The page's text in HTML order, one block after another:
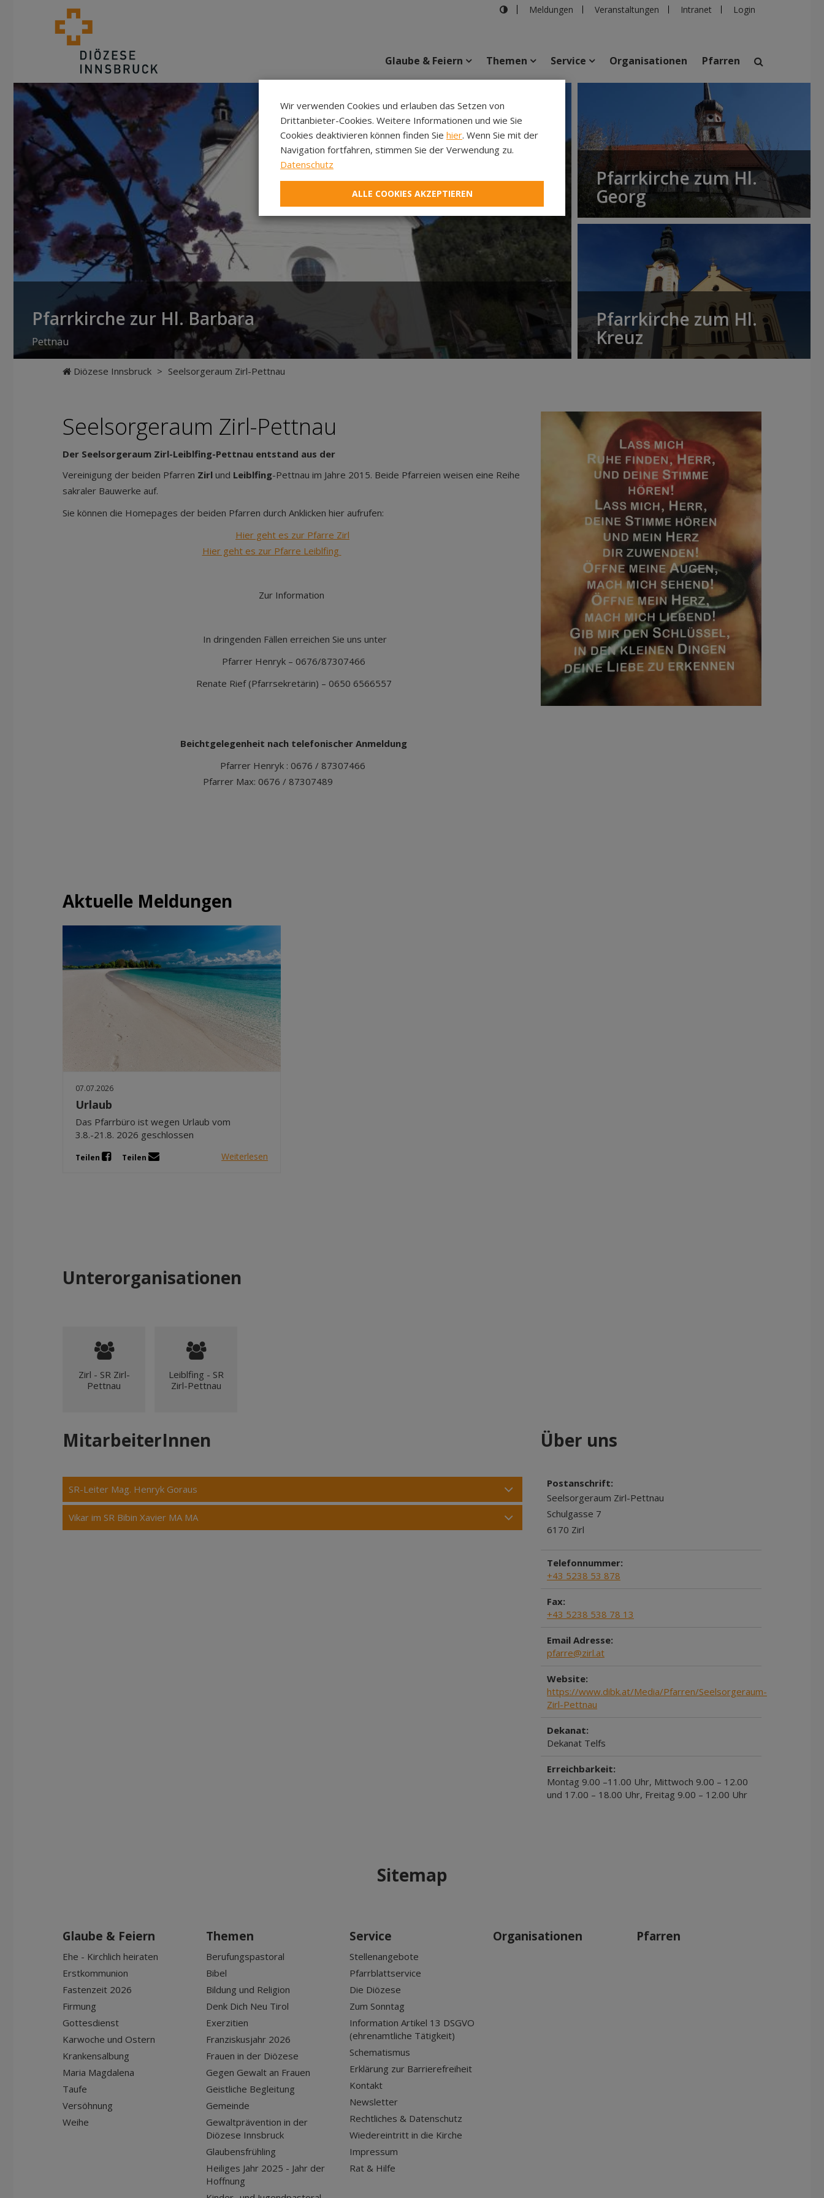
Meldungen Veranstaltungen Intranet Login
Veranstaltungen Pfarren Einrichtungen
Glaube & Feiern Themen Service Organisationen Pfarren
Pfarrkirche zur Hl. Barbara
Pettnau
Pfarrkirche zum Hl.
Georg
Pfarrkirche zum Hl.
Kreuz
Diözese Innsbruck > Seelsorgeraum Zirl-Pettnau
Seelsorgeraum Zirl-Pettnau
Der Seelsorgeraum Zirl-Leiblfing-Pettnau entstand aus der
Vereinigung der beiden Pfarren Zirl und Leiblfing-Pettnau im Jahre 2015. Beide Pfarreien weisen eine Reihe
sakraler Bauwerke auf.
Sie können die Homepages der beiden Pfarren durch Anklicken hier aufrufen:
Hier geht es zur Pfarre Zirl
Hier geht es zur Pfarre Leiblfing
Zur Information
In dringenden Fällen erreichen Sie uns unter
Pfarrer Henryk – 0676/87307466
Renate Rief (Pfarrsekretärin) – 0650 6566557
Beichtgelegenheit nach telefonischer Anmeldung
Pfarrer Henryk : 0676 / 87307466
Pfarrer Max: 0676 / 87307489
Aktuelle Meldungen
07.07.2026
Urlaub
Das Pfarrbüro ist wegen Urlaub vom
3.8.-21.8. 2026 geschlossen
Teilen Teilen Weiterlesen
Unterorganisationen
Zirl - SR Zirl-
Pettnau
Leiblfing - SR
Zirl-Pettnau
MitarbeiterInnen
SR-Leiter Mag. Henryk Goraus
Vikar im SR Bibin Xavier MA MA
Über uns
Postanschrift:
Seelsorgeraum Zirl-Pettnau
Schulgasse 7
6170 Zirl
Telefonnummer:
+43 5238 53 878
Fax:
+43 5238 538 78 13
Email Adresse:
pfarre@zirl.at
Website:
https://www.dibk.at/Media/Pfarren/Seelsorgeraum-
Zirl-Pettnau
Dekanat:
Dekanat Telfs
Erreichbarkeit:
Montag 9.00 –11.00 Uhr, Mittwoch 9.00 – 12.00
und 17.00 – 18.00 Uhr, Freitag 9.00 – 12.00 Uhr
Sitemap
Glaube & Feiern
Ehe - Kirchlich heiraten
Erstkommunion
Fastenzeit 2026
Firmung
Gottesdienst
Karwoche und Ostern
Krankensalbung
Maria Magdalena
Taufe
Versöhnung
Weihe
Themen
Berufungspastoral
Bibel
Bildung und Religion
Denk Dich Neu Tirol
Exerzitien
Franziskusjahr 2026
Frauen in der Diözese
Gegen Gewalt an Frauen
Geistliche Begleitung
Gemeinde
Gewaltprävention in der
Diözese Innsbruck
Glaubensfrühling
Heiliges Jahr 2025 - Jahr der
Hoffnung
Service
Stellenangebote
Pfarrblattservice
Die Diözese
Zum Sonntag
Information Artikel 13 DSGVO
(ehrenamtliche Tätigkeit)
Schematismus
Erklärung zur Barrierefreiheit
Kontakt
Newsletter
Rechtliches & Datenschutz
Wiedereintritt in die Kirche
Impressum
Rat & Hilfe
Organisationen Pfarren
Wir verwenden Cookies und erlauben das Setzen von
Drittanbieter-Cookies. Weitere Informationen und wie Sie
Cookies deaktivieren können finden Sie hier. Wenn Sie mit der
Navigation fortfahren, stimmen Sie der Verwendung zu.
Datenschutz
ALLE COOKIES AKZEPTIEREN